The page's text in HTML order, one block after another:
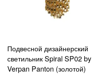
Подвесной дизайнерский
светильник Spiral SP02 by
Verpan Panton (золотой)